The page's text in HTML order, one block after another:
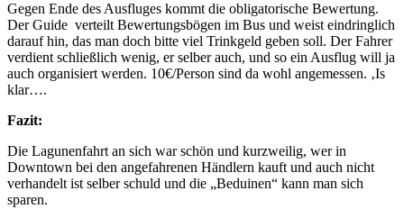
Gegen Ende des Ausfluges kommt die obligatorische Bewertung.
Der Guide verteilt Bewertungsbögen im Bus und weist eindringlich
darauf hin, das man doch bitte viel Trinkgeld geben soll. Der Fahrer
verdient schließlich wenig, er selber auch, und so ein Ausflug will ja
auch organisiert werden. 10€/Person sind da wohl angemessen. ‚Is
klar….
Fazit:
Die Lagunenfahrt an sich war schön und kurzweilig, wer in
Downtown bei den angefahrenen Händlern kauft und auch nicht
verhandelt ist selber schuld und die „Beduinen“ kann man sich
sparen.